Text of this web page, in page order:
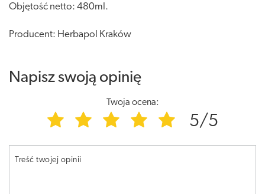
Objętość netto: 480ml.
Producent: Herbapol Kraków
Napisz swoją opinię
Twoja ocena:
5/5
Treść twojej opinii